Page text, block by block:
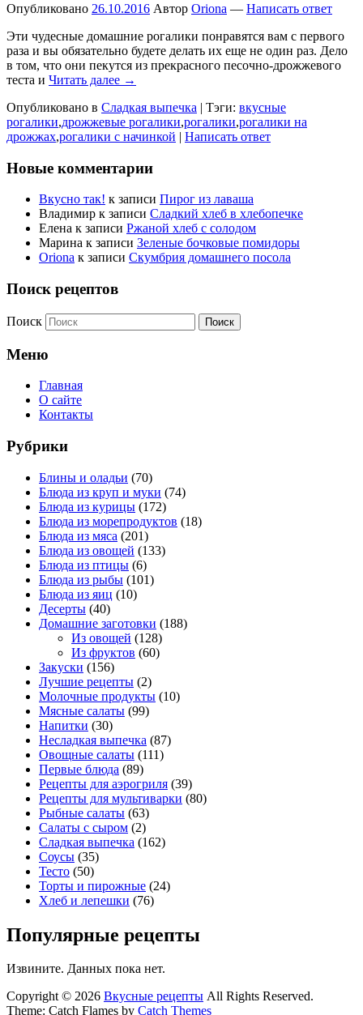
Опубликовано 26.10.2016 Автор Oriona — Написать ответ
Эти чудесные домашние рогалики понравятся вам с первого
раза и вы обязательно будете делать их еще не один раз. Дело
в том, что они пекутся из прекрасного песочно-дрожжевого
теста и Читать далее →
Опубликовано в Сладкая выпечка | Тэги: вкусные
рогалики,дрожжевые рогалики,рогалики,рогалики на
дрожжах,рогалики с начинкой | Написать ответ
Новые комментарии
Вкусно так! к записи Пирог из лаваша
Владимир к записи Сладкий хлеб в хлебопечке
Елена к записи Ржаной хлеб с солодом
Марина к записи Зеленые бочковые помидоры
Oriona к записи Скумбрия домашнего посола
Поиск рецептов
Поиск
Меню
Главная
О сайте
Контакты
Рубрики
Блины и оладьи (70)
Блюда из круп и муки (74)
Блюда из курицы (172)
Блюда из морепродуктов (18)
Блюда из мяса (201)
Блюда из овощей (133)
Блюда из птицы (6)
Блюда из рыбы (101)
Блюда из яиц (10)
Десерты (40)
Домашние заготовки (188)
Из овощей (128)
Из фруктов (60)
Закуски (156)
Лучшие рецепты (2)
Молочные продукты (10)
Мясные салаты (99)
Напитки (30)
Несладкая выпечка (87)
Овощные салаты (111)
Первые блюда (89)
Рецепты для аэрогриля (39)
Рецепты для мультиварки (80)
Рыбные салаты (63)
Салаты с сыром (2)
Сладкая выпечка (162)
Соусы (35)
Тесто (50)
Торты и пирожные (24)
Хлеб и лепешки (76)
Популярные рецепты
Извините. Данных пока нет.
Copyright © 2026 Вкусные рецепты All Rights Reserved.
Theme: Catch Flames by Catch Themes